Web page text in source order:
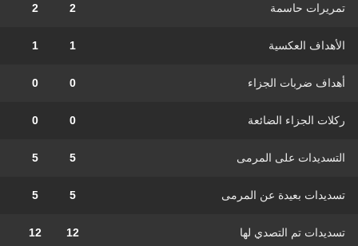
تمريرات حاسمة 2
2
الأهداف العكسية 1
1
أهداف ضربات الجزاء 0
0
ركلات الجزاء الضائعة 0
0
التسديدات على المرمى 5
5
تسديدات بعيدة عن المرمى 5
5
تسديدات تم التصدي لها 12
12